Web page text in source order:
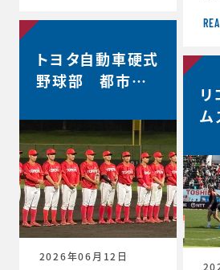
G＞ 振り返りミーテ
る。これまで蓄積した
ものタフなゲームで
やってみる。主観的な
う整理するか。翌日の
練習から次のステー
ジの自分と向かい合
おう。 ≪12月31日≫
桐蔭学園ラグビーフ
ァミリー。昨年の3年
生が花園初戦に駆け
つけてくれました。 あ
意
今
の
と
か
れ
トヨタ自動車硬式
野球部 都市対
場決定
2026年06月12日
リ